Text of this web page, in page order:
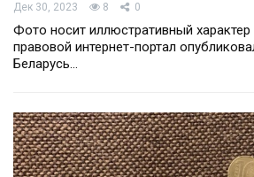
Дек 30, 2023 8 0
Фото носит иллюстративный
правовой интернет-портал
Беларусь…